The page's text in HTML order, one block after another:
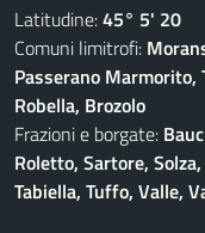
Latitudine:45° 5' 20
Comuni limitrofi:
Passerano
Robella, Brozolo
Frazioni e borgate:
Roletto, Sartore,
Tabiella, Tuffo, Valle,